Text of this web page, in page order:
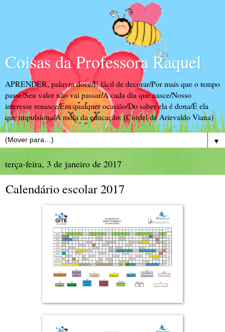
Coisas da Professora Raquel
APRENDER, palavra doce/E fácil de decorar/Por mais que o tempo
passe/Seu valor não vai passar/A cada dia que nasce/Nosso
interesse renasce/Em qualquer ocasião/Do saber ela é dona/É ela
que impulsiona/A mola da educação. (Cordel de Arievaldo Viana)
▼
terça-feira, 3 de janeiro de 2017
Calendário escolar 2017